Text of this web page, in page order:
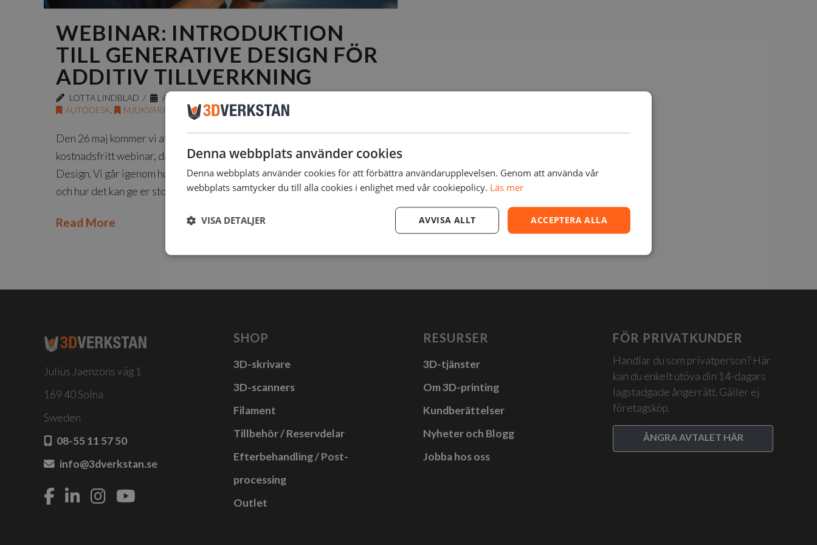
WEBINAR: INTRODUKTION
TILL GENERATIVE DESIGN FÖR
ADDITIV TILLVERKNING
LOTTA LINDBLAD
APRIL 20, 2021
AUTODESK
MJUKVARA WEBINAR
Den 26 maj kommer vi att tillsammans med Autodesk anordna ett
kostnadsfritt webinar, där vi under ca 1 timme presenterar Generative
Design. Vi går igenom hur verktyget används inom additiv tillverkning
och hur det kan ge er stora kostnadsbesparingar. Generative …
Read More
Julius Jaenzons väg 1
169 40 Solna
Sweden
08-55 11 57 50
info@3dverkstan.se
SHOP
3D-skrivare
3D-scanners
Filament
Tillbehör / Reservdelar
Efterbehandling / Post-
processing
Outlet
RESURSER
3D-tjänster
Om 3D-printing
Kundberättelser
Nyheter och Blogg
Jobba hos oss
FÖR PRIVATKUNDER
Handlar du som privatperson? Här
kan du enkelt utöva din 14-dagars
lagstadgade ångerrätt. Gäller ej
företagsköp.
ÅNGRA AVTALET HÄR
Denna webbplats använder cookies
Denna webbplats använder cookies för att förbättra användarupplevelsen. Genom att använda vår
webbplats samtycker du till alla cookies i enlighet med vår cookiepolicy. Läs mer
ACCEPTERA ALLA
AVVISA ALLT
VISA DETALJER